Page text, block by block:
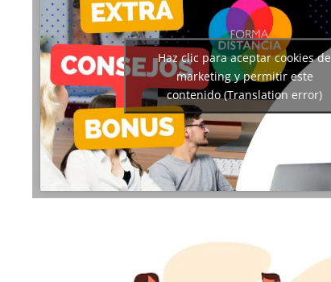
Haz clic para aceptar cookies de
marketing y permitir este
contenido (Translation error)